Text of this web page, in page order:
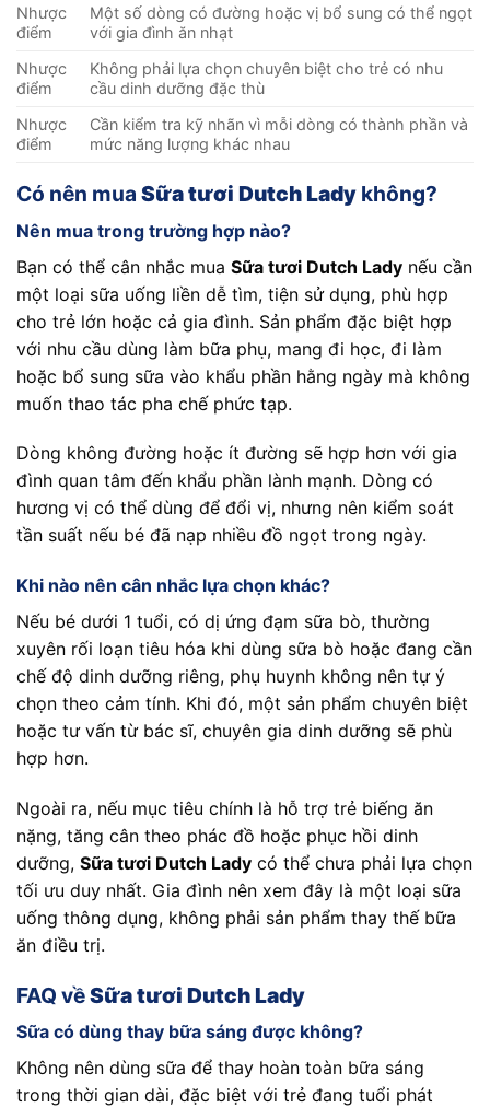
Nhược
điểm
Một số dòng có đường hoặc vị bổ sung có thể ngọt
với gia đình ăn nhạt
Nhược
điểm
Không phải lựa chọn chuyên biệt cho trẻ có nhu
cầu dinh dưỡng đặc thù
Nhược
điểm
Cần kiểm tra kỹ nhãn vì mỗi dòng có thành phần và
mức năng lượng khác nhau
Có nên mua Sữa tươi Dutch Lady không?
Nên mua trong trường hợp nào?
Bạn có thể cân nhắc mua Sữa tươi Dutch Lady nếu cần
một loại sữa uống liền dễ tìm, tiện sử dụng, phù hợp
cho trẻ lớn hoặc cả gia đình. Sản phẩm đặc biệt hợp
với nhu cầu dùng làm bữa phụ, mang đi học, đi làm
hoặc bổ sung sữa vào khẩu phần hằng ngày mà không
muốn thao tác pha chế phức tạp.
Dòng không đường hoặc ít đường sẽ hợp hơn với gia
đình quan tâm đến khẩu phần lành mạnh. Dòng có
hương vị có thể dùng để đổi vị, nhưng nên kiểm soát
tần suất nếu bé đã nạp nhiều đồ ngọt trong ngày.
Khi nào nên cân nhắc lựa chọn khác?
Nếu bé dưới 1 tuổi, có dị ứng đạm sữa bò, thường
xuyên rối loạn tiêu hóa khi dùng sữa bò hoặc đang cần
chế độ dinh dưỡng riêng, phụ huynh không nên tự ý
chọn theo cảm tính. Khi đó, một sản phẩm chuyên biệt
hoặc tư vấn từ bác sĩ, chuyên gia dinh dưỡng sẽ phù
hợp hơn.
Ngoài ra, nếu mục tiêu chính là hỗ trợ trẻ biếng ăn
nặng, tăng cân theo phác đồ hoặc phục hồi dinh
dưỡng, Sữa tươi Dutch Lady có thể chưa phải lựa chọn
tối ưu duy nhất. Gia đình nên xem đây là một loại sữa
uống thông dụng, không phải sản phẩm thay thế bữa
ăn điều trị.
FAQ vềSữa tươi Dutch Lady
Sữa có dùng thay bữa sáng được không?
Không nên dùng sữa để thay hoàn toàn bữa sáng
trong thời gian dài, đặc biệt với trẻ đang tuổi phát